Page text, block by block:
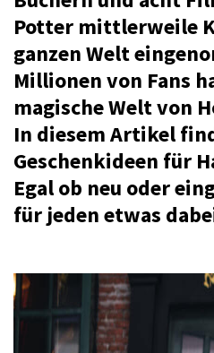
Potter mittlerweile
ganzen Welt
Millionen von Fans
magische Welt von
In diesem Artikel
Geschenkideen für
Egal ob neu oder
für jeden etwas